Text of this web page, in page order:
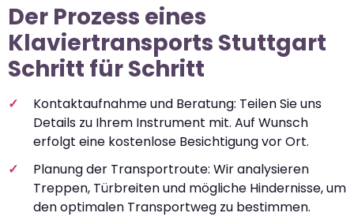
Der Prozess eines
Klaviertransports Stuttgart
Schritt für Schritt
Kontaktaufnahme und Beratung: Teilen Sie uns
Details zu Ihrem Instrument mit. Auf Wunsch
erfolgt eine kostenlose Besichtigung vor Ort.
Planung der Transportroute: Wir analysieren
Treppen, Türbreiten und mögliche Hindernisse, um
den optimalen Transportweg zu bestimmen.